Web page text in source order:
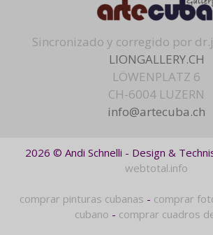
Sincronizado y corregido por
LIONGALLERY.CH
LÖWENPLATZ 6
CH-6004 LUZERN
info@artecuba.ch
2026 © Andi Schnelli - Design &
webtotal.info
comprar pinturas cubanas - comprar
cubano - comprar cuadros